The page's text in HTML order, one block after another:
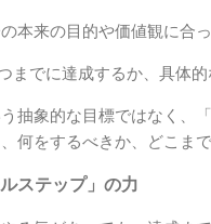
本来の目的や価値観に合
までに達成するか、具体的
抽象的な目標ではなく、
何をするべきか、どこま
ステップ」の力